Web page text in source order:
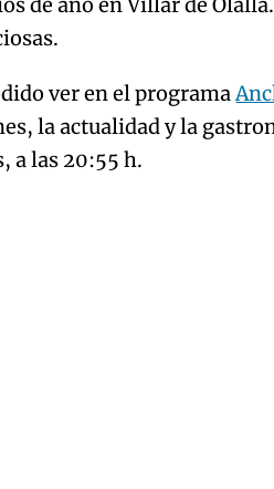
ver en el programa
la actualidad y la
a las 20:55 h.